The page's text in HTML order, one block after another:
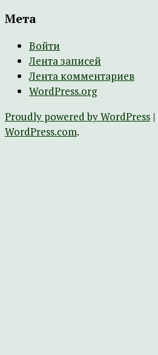
Мета
Войти
Лента записей
Лента комментариев
WordPress.org
Proudly powered by WordPress |
WordPress.com.